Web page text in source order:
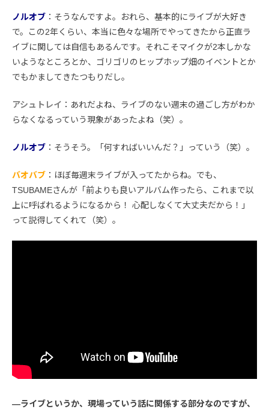
ノルオブ ：そうなんですよ。おれら、基本的にライブが大好き
で。この2年くらい、本当に色々な場所でやってきたから正直ラ
イブに関しては自信もあるんです。それこそマイクが2本しかな
いようなところとか、ゴリゴリのヒップホップ畑のイベントとか
でもかましてきたつもりだし。
アシュトレイ ：あれだよね、ライブのない週末の過ごし方がわか
らなくなるっていう現象があったよね（笑）。
ノルオブ ：そうそう。「何すればいいんだ？」っていう（笑）。
バオバブ ：ほぼ毎週末ライブが入ってたからね。でも、
TSUBAMEさんが「前よりも良いアルバム作ったら、これまで以
上に呼ばれるようになるから！ 心配しなくて大丈夫だから！」
って説得してくれて（笑）。
―ライブというか、現場っていう話に関係する部分なのですが、